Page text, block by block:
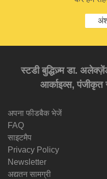
स्टडी बुद्धिज़्म डा.
आर्काइव्स, पंजीकृत
अपना फीडबैक भेजें
FAQ
साइटमैप
Privacy Policy
Newsletter
अद्यतन सामग्री